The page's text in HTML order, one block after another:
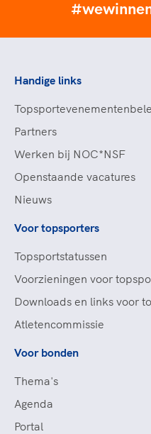
Handige links
Partners
Werken bij NOC*NSF
Openstaande vacatures
Nieuws
Voor topsporters
Topsportstatussen
Voorzieningen voor
Downloads en links voor
Atletencommissie
Voor bonden
Thema's
Agenda
Portal